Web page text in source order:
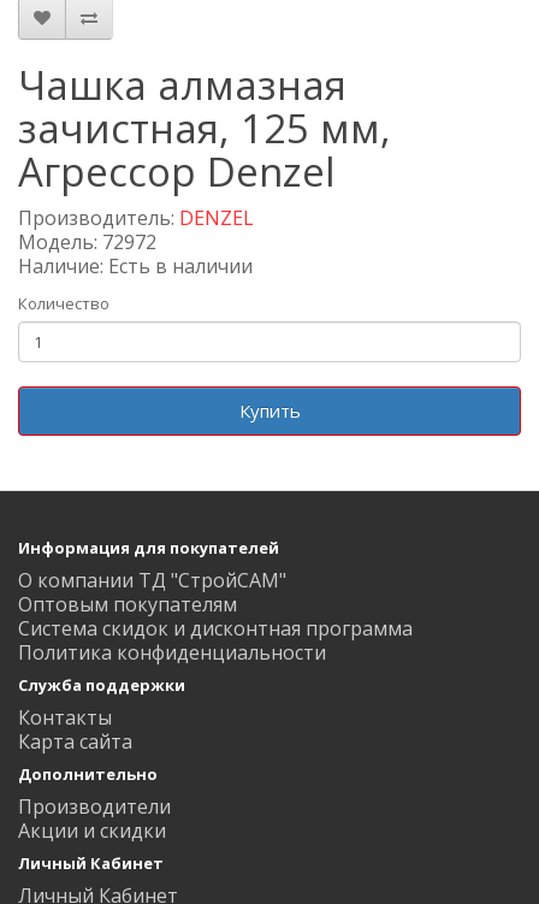
Чашка алмазная
зачистная, 125 мм,
Агрессор Denzel
Производитель: DENZEL
Модель: 72972
Наличие: Есть в наличии
Количество
Купить
Информация для покупателей
О компании ТД "СтройСАМ"
Оптовым покупателям
Система скидок и дисконтная программа
Политика конфиденциальности
Служба поддержки
Контакты
Карта сайта
Дополнительно
Производители
Акции и скидки
Личный Кабинет
Личный Кабинет